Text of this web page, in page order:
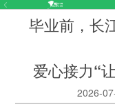
毕业前，长
爱心接力“
2026-